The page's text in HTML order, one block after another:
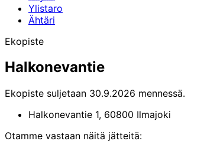
Ylistaro
Ähtäri
Ekopiste
Halkonevantie
Ekopiste suljetaan 30.9.2026 mennessä.
Halkonevantie 1, 60800 Ilmajoki
Otamme vastaan näitä jätteitä: